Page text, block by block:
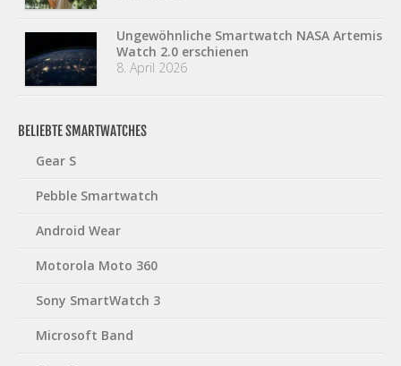
Ungewöhnliche Smartwatch NASA Artemis
Watch 2.0 erschienen
8. April 2026
BELIEBTE SMARTWATCHES
Gear S
Pebble Smartwatch
Android Wear
Motorola Moto 360
Sony SmartWatch 3
Microsoft Band